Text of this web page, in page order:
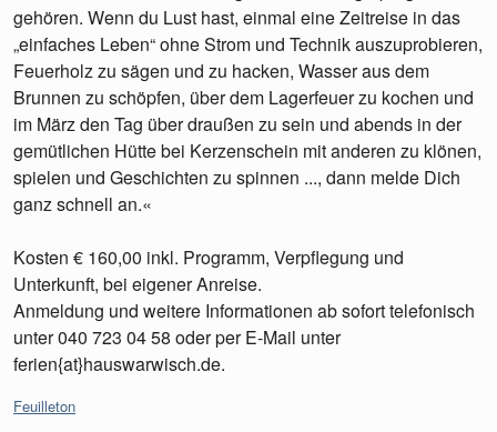
gehören. Wenn du Lust hast, einmal eine Zeitreise in das
„einfaches Leben“ ohne Strom und Technik auszuprobieren,
Feuerholz zu sägen und zu hacken, Wasser aus dem
Brunnen zu schöpfen, über dem Lagerfeuer zu kochen und
im März den Tag über draußen zu sein und abends in der
gemütlichen Hütte bei Kerzenschein mit anderen zu klönen,
spielen und Geschichten zu spinnen ..., dann melde Dich
ganz schnell an.«
Kosten € 160,00 inkl. Programm, Verpflegung und
Unterkunft, bei eigener Anreise.
Anmeldung und weitere Informationen ab sofort telefonisch
unter 040 723 04 58 oder per E-Mail unter
ferien{at}hauswarwisch.de.
Kategorien:
Feuilleton